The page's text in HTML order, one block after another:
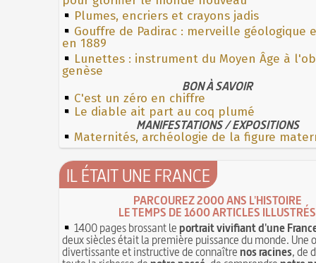
Plumes, encriers et crayons jadis
Gouffre de Padirac : merveille géologique
en 1889
Lunettes : instrument du Moyen Âge à
genèse
BON À SAVOIR
C'est un zéro en chiffre
Le diable ait part au coq plumé
MANIFESTATIONS / EXPOSITIONS
Maternités, archéologie de la figure
IL ÉTAIT UNE FRANCE
PARCOUREZ 2000 ANS L'HISTOIRE
LE TEMPS DE 1600 ARTICLES ILLUSTRÉS
1400 pages brossant leportrait vivifiant d'une
deux siècles était la première puissance du monde. Une
divertissante et instructive de connaîtrenos racines, de